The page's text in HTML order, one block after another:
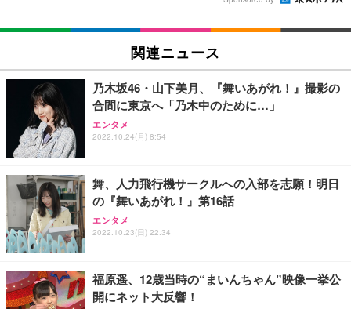
関連ニュース
乃木坂46・山下美月、『舞いあがれ！』撮影の
合間に東京へ「乃木中のために…」
エンタメ
2022.10.24(月) 8:54
舞、人力飛行機サークルへの入部を志願！明日
の『舞いあがれ！』第16話
エンタメ
2022.10.23(日) 22:34
福原遥、12歳当時の“まいんちゃん”映像一挙公
開にネット大反響！